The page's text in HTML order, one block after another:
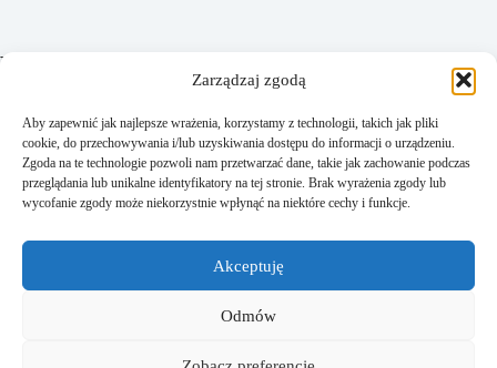
Zarządzaj zgodą
Aby zapewnić jak najlepsze wrażenia, korzystamy z technologii, takich jak pliki
cookie, do przechowywania i/lub uzyskiwania dostępu do informacji o urządzeniu.
Zgoda na te technologie pozwoli nam przetwarzać dane, takie jak zachowanie podczas
przeglądania lub unikalne identyfikatory na tej stronie. Brak wyrażenia zgody lub
wycofanie zgody może niekorzystnie wpłynąć na niektóre cechy i funkcje.
Akceptuję
Odmów
Pomoc
Jak kupować?
Częste pytania
Polityka prywatności
Regulamin sklepu